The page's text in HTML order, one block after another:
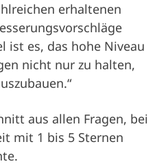
erhaltenen
ist es, das hohe Niveau
nicht nur zu halten,
aus allen Fragen, bei
mit 1 bis 5 Sternen